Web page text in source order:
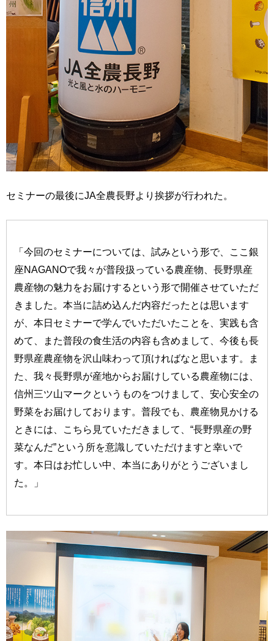
セミナーの最後にJA全農長野より挨拶が行われた。
「今回のセミナーについては、試みという形で、ここ銀
座NAGANOで我々が普段扱っている農産物、長野県産
農産物の魅力をお届けするという形で開催させていただ
きました。本当に詰め込んだ内容だったとは思います
が、本日セミナーで学んでいただいたことを、実践も含
めて、また普段の食生活の内容も含めまして、今後も長
野県産農産物を沢山味わって頂ければなと思います。ま
た、我々長野県が産地からお届けしている農産物には、
信州三ツ山マークというものをつけまして、安心安全の
野菜をお届けしております。普段でも、農産物見かける
ときには、こちら見ていただきまして、“長野県産の野
菜なんだ”という所を意識していただけますと幸いで
す。本日はお忙しい中、本当にありがとうございまし
た。」